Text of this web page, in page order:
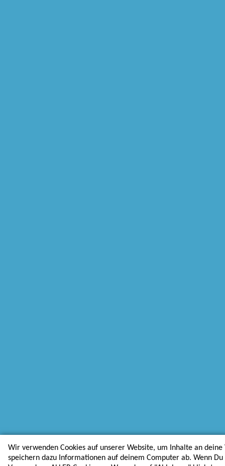
Wir verwenden Cookies auf unserer Website, um Inhalte an deine
speichern dazu Informationen auf deinem Computer ab. Wenn